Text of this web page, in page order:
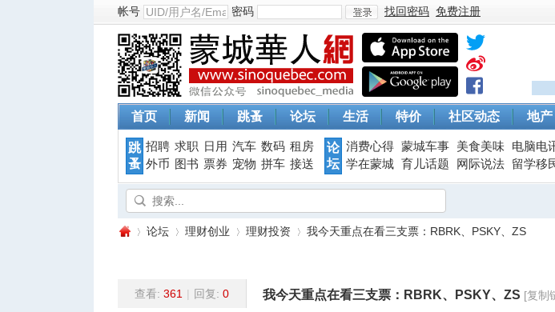
帐号 密码
登
找回密码 免费注册
首页 新闻 跳蚤 论坛 生活 特价 社区动态 地产
跳
蚤
招聘 求职 日用 汽车 数码 租房
外币
图书 票券 宠物 拼车 接送
论
坛
消费心得 蒙城车事 美食美味 电脑电
学在蒙城 育儿话题 网际说法 留学移
»
论坛
›
理财创业 理财投资
›
我今天重点在看三支票：RBRK、PSKY、ZS
查看: 361 | 回复: 0 我今天重点在看三支票：RBRK、PSKY、ZS [复制